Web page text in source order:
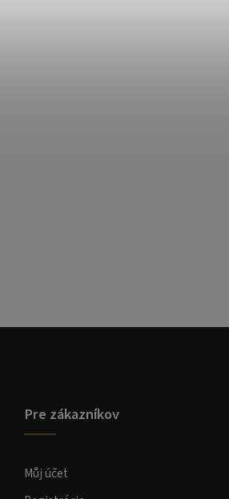
Pre zákazníkov
Můj účet